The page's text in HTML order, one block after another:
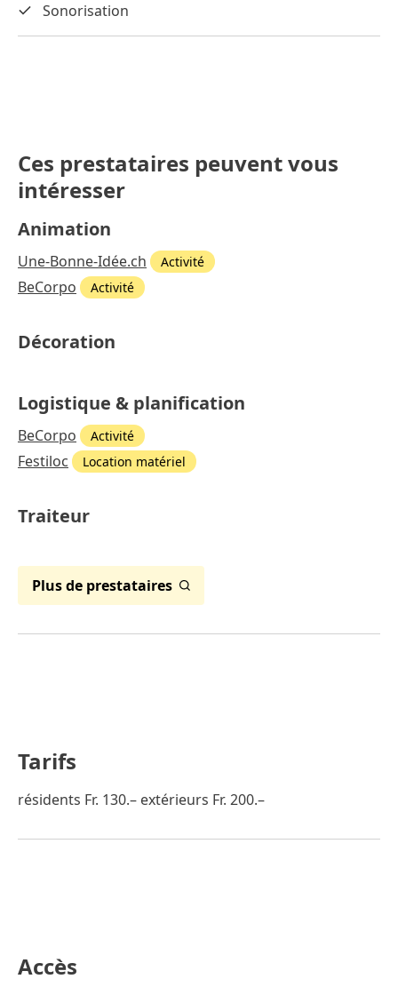
Sonorisation
Ces prestataires peuvent vous
intéresser
Animation
Une-Bonne-Idée.ch Activité
BeCorpo Activité
Décoration
Logistique & planification
BeCorpo Activité
Festiloc Location matériel
Traiteur
Plus de prestataires
Tarifs
résidents Fr. 130.– extérieurs Fr. 200.–
Accès